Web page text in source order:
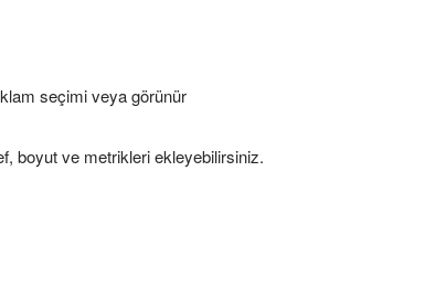
seçimi veya görünür
boyut ve metrikleri ekleyebilirsiniz.